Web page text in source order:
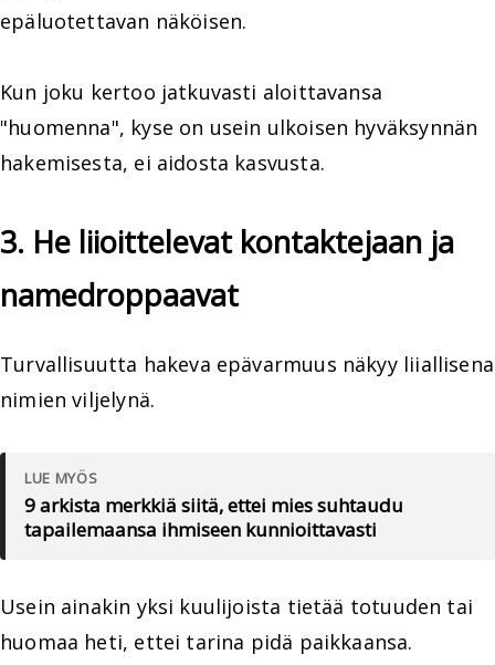
epäluotettavan näköisen.
Kun joku kertoo jatkuvasti aloittavansa
"huomenna", kyse on usein ulkoisen hyväksynnän
hakemisesta, ei aidosta kasvusta.
3. He liioittelevat kontaktejaan ja
namedroppaavat
Turvallisuutta hakeva epävarmuus näkyy liiallisena
nimien viljelynä.
LUE MYÖS
9 arkista merkkiä siitä, ettei mies suhtaudu
tapailemaansa ihmiseen kunnioittavasti
Usein ainakin yksi kuulijoista tietää totuuden tai
huomaa heti, ettei tarina pidä paikkaansa.